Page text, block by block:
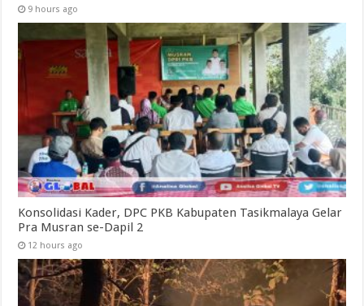
9 hours ago
Konsolidasi Kader, DPC PKB Kabupaten Tasikmalaya Gelar
Pra Musran se-Dapil 2
12 hours ago